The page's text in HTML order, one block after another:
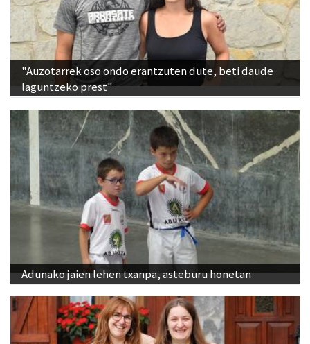
"Auzotarrek oso ondo erantzuten dute, beti daude
laguntzeko prest"
Adunako jaien lehen txanpa, asteburu honetan